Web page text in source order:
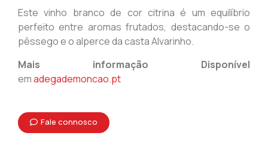
Este vinho branco de cor citrina é um equilíbrio
perfeito entre aromas frutados, destacando-se o
pêssego e o alperce da casta Alvarinho.
Mais informação Disponível
emadegademoncao.pt
Fale connosco